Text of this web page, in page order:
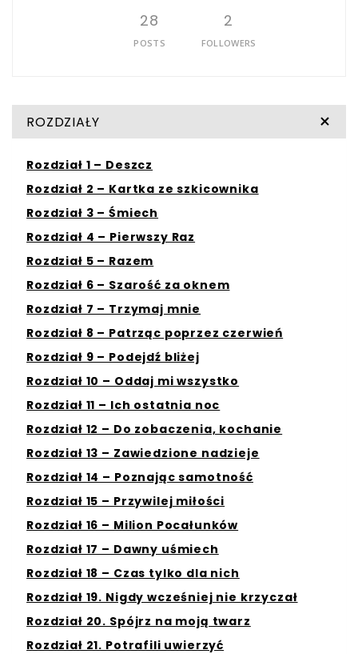
28
POSTS
2
FOLLOWERS
ROZDZIAŁY
Rozdział 1 – Deszcz
Rozdział 2 – Kartka ze szkicownika
Rozdział 3 – Śmiech
Rozdział 4 – Pierwszy Raz
Rozdział 5 – Razem
Rozdział 6 – Szarość za oknem
Rozdział 7 – Trzymaj mnie
Rozdział 8 – Patrząc poprzez czerwień
Rozdział 9 – Podejdź bliżej
Rozdział 10 – Oddaj mi wszystko
Rozdział 11 – Ich ostatnia noc
Rozdział 12 – Do zobaczenia, kochanie
Rozdział 13 – Zawiedzione nadzieje
Rozdział 14 – Poznając samotność
Rozdział 15 – Przywilej miłości
Rozdział 16 – Milion Pocałunków
Rozdział 17 – Dawny uśmiech
Rozdział 18 – Czas tylko dla nich
Rozdział 19. Nigdy wcześniej nie krzyczał
Rozdział 20. Spójrz na moją twarz
Rozdział 21. Potrafili uwierzyć